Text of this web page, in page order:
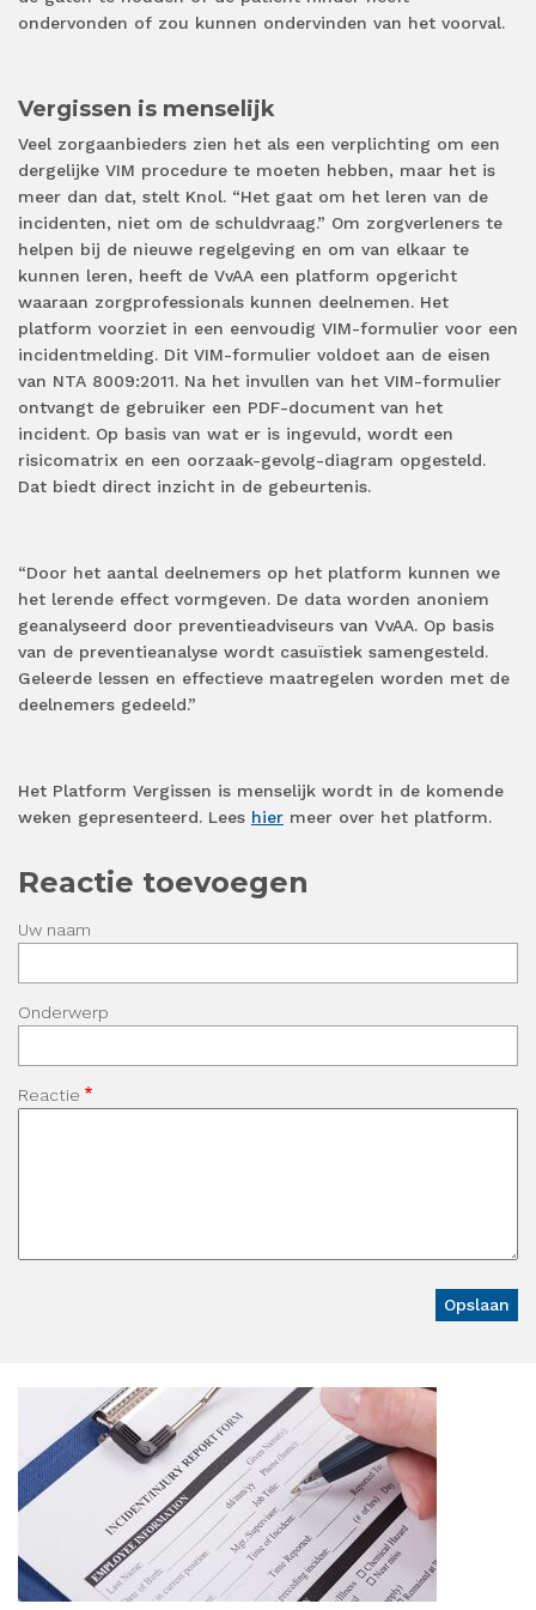
ondervonden of zou kunnen ondervinden van het voorval.
Vergissen is menselijk
Veel zorgaanbieders zien het als een verplichting om een
dergelijke VIM procedure te moeten hebben, maar het is
meer dan dat, stelt Knol. “Het gaat om het leren van de
incidenten, niet om de schuldvraag.” Om zorgverleners te
helpen bij de nieuwe regelgeving en om van elkaar te
kunnen leren, heeft de VvAA een platform opgericht
waaraan zorgprofessionals kunnen deelnemen. Het
platform voorziet in een eenvoudig VIM-formulier voor een
incidentmelding. Dit VIM-formulier voldoet aan de eisen
van NTA 8009:2011. Na het invullen van het VIM-formulier
ontvangt de gebruiker een PDF-document van het
incident. Op basis van wat er is ingevuld, wordt een
risicomatrix en een oorzaak-gevolg-diagram opgesteld.
Dat biedt direct inzicht in de gebeurtenis.
“Door het aantal deelnemers op het platform kunnen we
het lerende effect vormgeven. De data worden anoniem
geanalyseerd door preventieadviseurs van VvAA. Op basis
van de preventieanalyse wordt casuïstiek samengesteld.
Geleerde lessen en effectieve maatregelen worden met de
deelnemers gedeeld.”
Het Platform Vergissen is menselijk wordt in de komende
weken gepresenteerd. Lees hier meer over het platform.
Reactie toevoegen
Uw naam
Onderwerp
Reactie